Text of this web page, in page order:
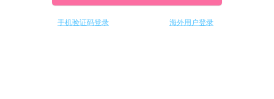
手机验证码登录 海外用户登录